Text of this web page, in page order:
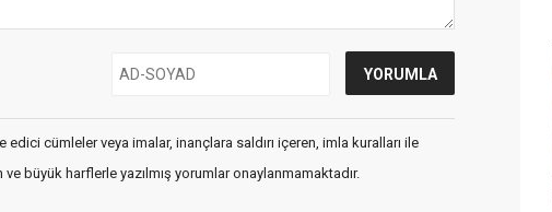
edici cümleler veya imalar, inançlara saldırı içeren, imla kuralları ile
büyük harflerle yazılmış yorumlar onaylanmamaktadır.